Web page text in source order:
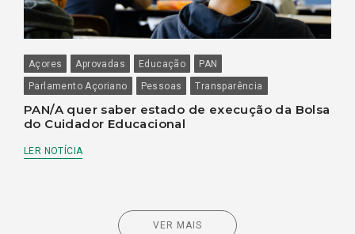
Açores Aprovadas Educação
PAN
Parlamento Açoriano
Pessoas Transparência
PAN/A quer saber estado de execução da Bolsa
do Cuidador Educacional
LER NOTÍCIA
VER MAIS